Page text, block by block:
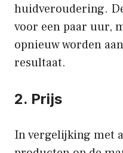
huidveroudering.
voor een paar uur,
opnieuw worden
resultaat.
2. Prijs
In vergelijking met